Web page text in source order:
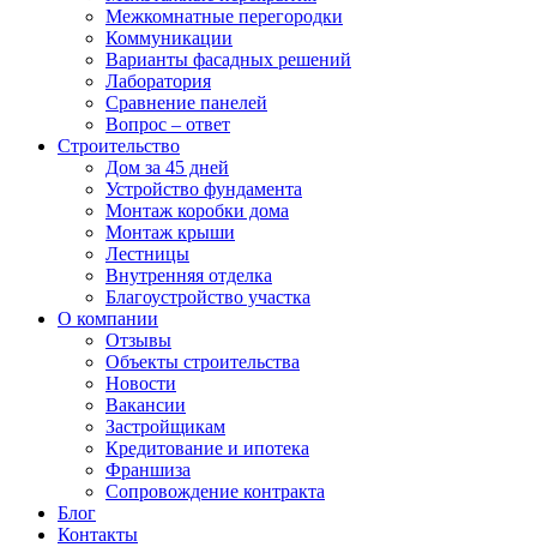
Межкомнатные перегородки
Коммуникации
Варианты фасадных решений
Лаборатория
Сравнение панелей
Вопрос – ответ
Строительство
Дом за 45 дней
Устройство фундамента
Монтаж коробки дома
Монтаж крыши
Лестницы
Внутренняя отделка
Благоустройство участка
О компании
Отзывы
Объекты строительства
Новости
Вакансии
Застройщикам
Кредитование и ипотека
Франшиза
Сопровождение контракта
Блог
Контакты